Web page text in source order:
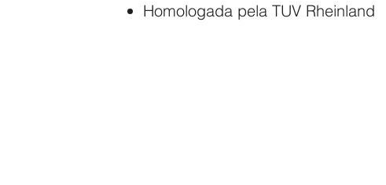
Homologada pela TUV Rheinland